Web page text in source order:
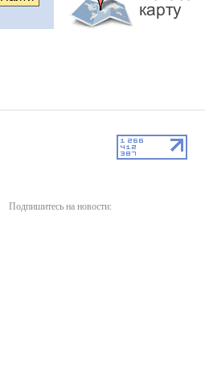
Подпишитесь на новости: